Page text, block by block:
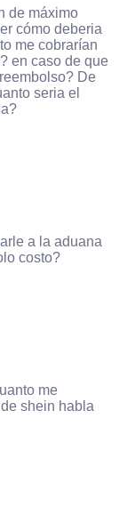
de máximo
cómo deberia
me cobrarían
en caso de que
De
seria el
a la aduana
costo?
me
shein habla